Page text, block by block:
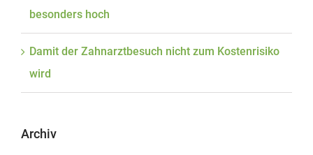
besonders hoch
Damit der Zahnarztbesuch nicht zum Kostenrisiko
wird
Archiv